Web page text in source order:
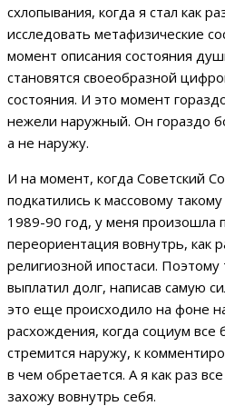
схлопывания, когда я стал как
исследовать метафизические
момент описания состояния
становятся своеобразной
состояния. И это момент
нежели наружный. Он гораздо
а не наружу.
И на момент, когда Советский
подкатились к массовому
1989-90 год, у меня произошла
переориентация вовнутрь, как
религиозной ипостаси. Поэтому
выплатил долг, написав самую
это еще происходило на фоне
расхождения, когда социум
стремится наружу, к
в чем обретается. А я как раз
захожу вовнутрь себя.